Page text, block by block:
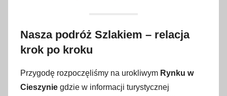
Nasza podróż Szlakiem – relacja
krok po kroku
Przygodę rozpoczęliśmy na urokliwym Rynku w
Cieszynie gdzie w informacji turystycznej